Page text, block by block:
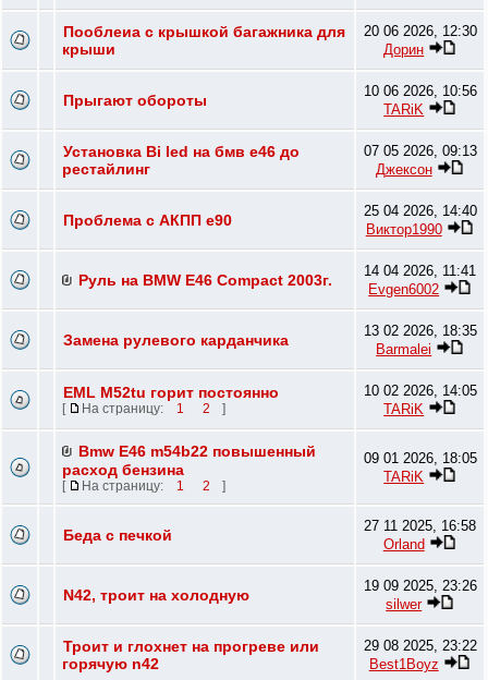
Пооблеиа с крышкой багажника для
крыши
20 06 2026, 12:30
Дорин
Прыгают обороты
10 06 2026, 10:56
TARiK
Установка Bi led на бмв е46 до
рестайлинг
07 05 2026, 09:13
Джексон
Проблема с АКПП e90
25 04 2026, 14:40
Виктор1990
Руль на BMW E46 Compact 2003г.
14 04 2026, 11:41
Evgen6002
Замена рулевого карданчика
13 02 2026, 18:35
Barmalei
EML M52tu горит постоянно
[ На страницу: 1 2 ]
10 02 2026, 14:05
TARiK
Bmw E46 m54b22 повышенный
расход бензина
[ На страницу: 1 2 ]
09 01 2026, 18:05
TARiK
Беда с печкой
27 11 2025, 16:58
Orland
N42, троит на холодную
19 09 2025, 23:26
silwer
Троит и глохнет на прогреве или
горячую n42
29 08 2025, 23:22
Best1Boyz